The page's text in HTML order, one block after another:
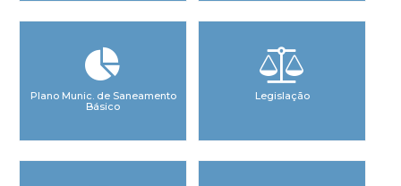
Plano Munic. de Saneamento
Básico
Legislação